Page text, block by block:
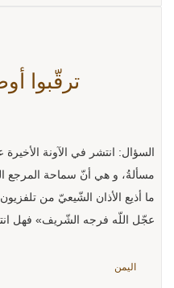
ترقّبوا
السؤال: انتشر في الآونة
مسألةُ، و هي أنّ سماحة المرجع
ما أذيع الأذان الشّيعيّ من
عجّل اللّه فرجه الشّريف» فهل
اليمن